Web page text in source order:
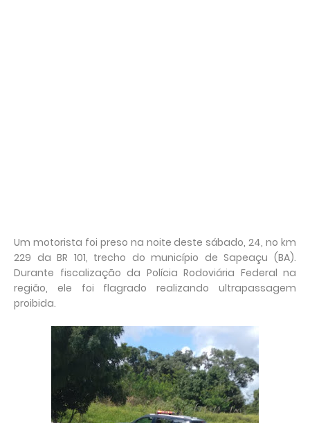
Um motorista foi preso na noite deste sábado, 24, no km
229 da BR 101, trecho do município de Sapeaçu (BA).
Durante fiscalização da Polícia Rodoviária Federal na
região, ele foi flagrado realizando ultrapassagem
proibida.